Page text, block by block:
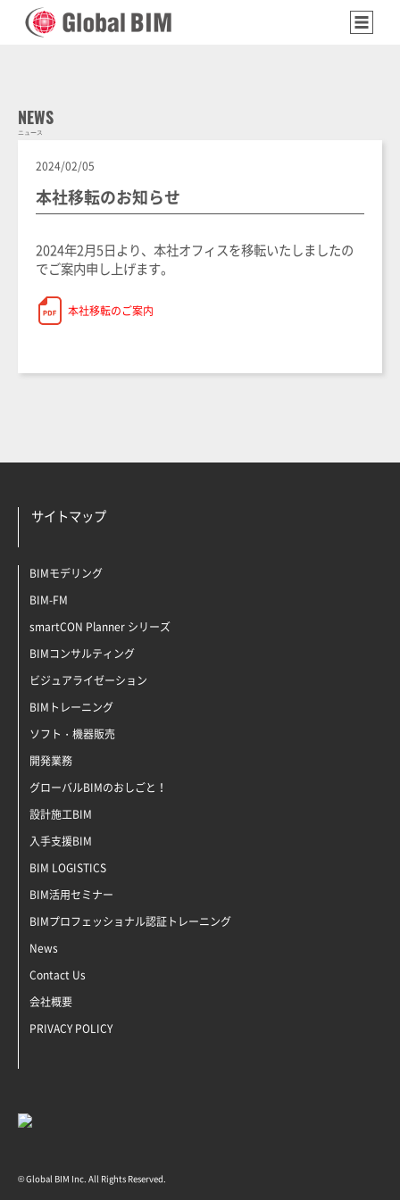
NEWS
ニュース
2024/02/05
本社移転のお知らせ
2024年2月5日より、本社オフィスを移転いたしましたの
でご案内申し上げます。
本社移転のご案内
サイトマップ
BIMモデリング
BIM-FM
smartCON Planner シリーズ
BIMコンサルティング
ビジュアライゼーション
BIMトレーニング
ソフト・機器販売
開発業務
グローバルBIMのおしごと！
設計施工BIM
入手支援BIM
BIM LOGISTICS
BIM活用セミナー
BIMプロフェッショナル認証トレーニング
News
Contact Us
会社概要
PRIVACY POLICY
© Global BIM Inc. All Rights Reserved.